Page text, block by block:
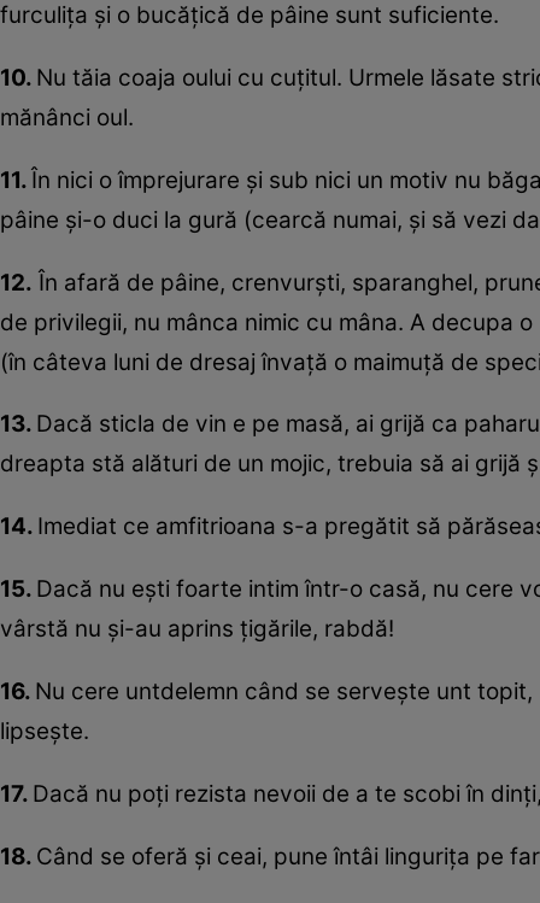
furculiţa şi o bucăţică de pâine sunt suficiente.
10. Nu tăia coaja oului cu cuţitul. Urmele lăsate
mănânci oul.
11. În nici o împrejurare şi sub nici un motiv nu
pâine şi-o duci la gură (cearcă numai, şi să vezi
12. În afară de pâine, crenvurşti, sparanghel,
de privilegii, nu mânca nimic cu mâna. A decupa
(în câteva luni de dresaj învaţă o maimuţă de
13. Dacă sticla de vin e pe masă, ai grijă ca
dreapta stă alături de un mojic, trebuia să ai grijă
14. Imediat ce amfitrioana s-a pregătit să
15. Dacă nu eşti foarte intim într-o casă, nu cere
vârstă nu şi-au aprins ţigările, rabdă!
16. Nu cere untdelemn când se serveşte unt
lipseşte.
17. Dacă nu poţi rezista nevoii de a te scobi în
18. Când se oferă şi ceai, pune întâi linguriţa pe